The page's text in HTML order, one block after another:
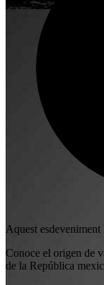
Aquest
Conoce el origen de
de la República